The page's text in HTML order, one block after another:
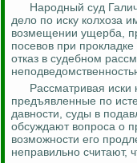
Народный суд
дело по иску колхоза
возмещении ущерба,
посевов при
отказ в судебном
Рассматривая иски
предъявленные по
давности, суды в
обсуждают вопроса о
возможности его
неправильно считают,